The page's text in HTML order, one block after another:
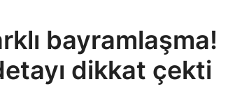
bayramlaşma!
dikkat çekti